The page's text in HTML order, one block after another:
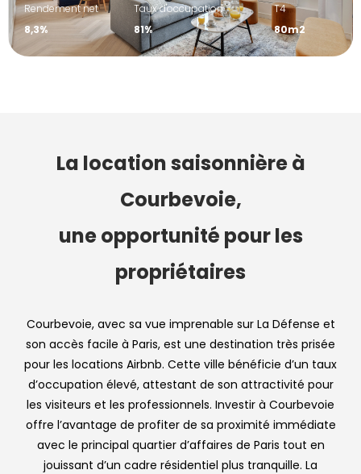
Rendement net
8,3%
Taux d'occupation
81%
T4
80m2
La location saisonnière à
Courbevoie,
une opportunité pour les
propriétaires
Courbevoie, avec sa vue imprenable sur La Défense et
son accès facile à Paris, est une destination très prisée
pour les locations Airbnb. Cette ville bénéficie d’un taux
d’occupation élevé, attestant de son attractivité pour
les visiteurs et les professionnels. Investir à Courbevoie
offre l’avantage de profiter de sa proximité immédiate
avec le principal quartier d’affaires de Paris tout en
jouissant d’un cadre résidentiel plus tranquille. La